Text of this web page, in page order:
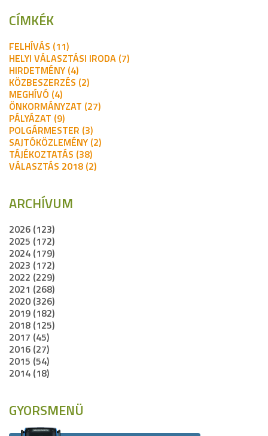
CÍMKÉK
FELHÍVÁS (11)
HELYI VÁLASZTÁSI IRODA (7)
HIRDETMÉNY (4)
KÖZBESZERZÉS (2)
MEGHÍVÓ (4)
ÖNKORMÁNYZAT (27)
PÁLYÁZAT (9)
POLGÁRMESTER (3)
SAJTÓKÖZLEMÉNY (2)
TÁJÉKOZTATÁS (38)
VÁLASZTÁS 2018 (2)
ARCHÍVUM
2026 (123)
2025 (172)
2024 (179)
2023 (172)
2022 (229)
2021 (268)
2020 (326)
2019 (182)
2018 (125)
2017 (45)
2016 (27)
2015 (54)
2014 (18)
GYORSMENÜ